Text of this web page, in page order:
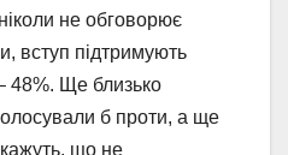
не обговорює
вступ підтримують
48%. Ще близько
б проти, а ще
що не